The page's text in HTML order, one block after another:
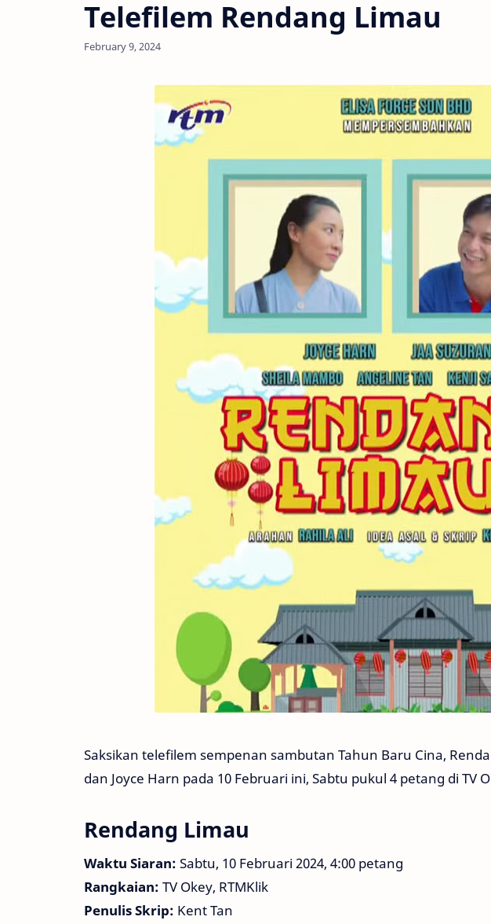
Telefilem Rendang Limau
Saksikan telefilem sempenan sambutan Tahun Baru Cina,
dan Joyce Harn pada 10 Februari ini, Sabtu pukul 4 petang di TV
Rendang Limau
Waktu Siaran: Sabtu, 10 Februari 2024, 4:00 petang
Rangkaian: TV Okey, RTMKlik
Penulis Skrip: Kent Tan